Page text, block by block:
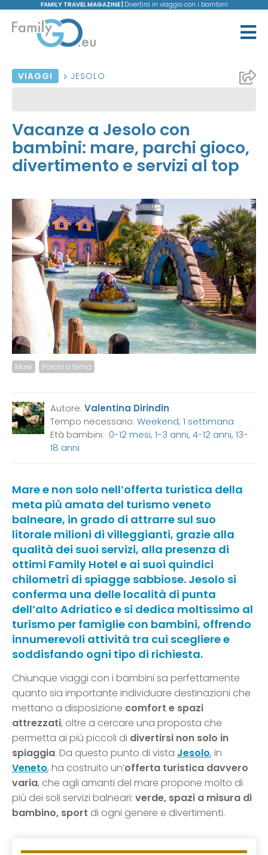
FAMILY TRAVEL MAGAZINE | Divertirsi in viaggio con i bambini
VIAGGI JESOLO
Vacanze a Jesolo con
bambini: mare, parchi gioco,
divertimento e servizi al top
Mare Parchi a tema
Autore:Valentina Dirindin
Tempo necessario:Weekend, 1 settimana
Età bambini:0-12 mesi,1-3 anni,4-12 anni,13-
18 anni
Mare e non solo nell’offerta turistica della
meta più amata del turismo veneto
balneare, in grado di attrarre sul suo
litorale milioni di villeggianti, grazie alla
qualità dei suoi servizi, alla presenza di
ottimi Family Hotel e ai suoi quindici
chilometri di spiagge sabbiose. Jesolo si
conferma una delle località di punta
dell’alto Adriatico e si dedica moltissimo al
turismo per famiglie con bambini, offrendo
innumerevoli attività tra cui scegliere e
soddisfando ogni tipo di richiesta.
Chiunque viaggi con i bambini sa perfettamente
quanto sia importante individuare destinazioni che
mettano a disposizione comfort e spazi
attrezzati, oltre a cercare una proposta che
permetta ai più piccoli di divertirsi non solo in
spiaggia. Da questo punto di vista Jesolo, in
Veneto, ha costruito un’offerta turistica davvero
varia, che agli amanti del mare propone molto di
più dei soli servizi balneari: verde, spazi a misura di
bambino, sport di ogni genere e divertimenti.